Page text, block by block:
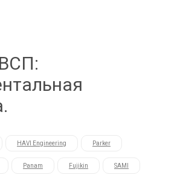
HAVI Engineering Parker
Panam Fujikin SAMI